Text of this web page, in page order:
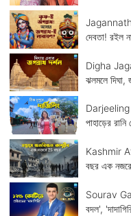
Jagannath:
দেবতা! রইল
Digha
ঝলমলে দিঘা,
Darjeeling
পাহাড়ের
Kashmir Attack: ভূস্বর্গ ভয়ঙ্কর!
বছর এক নজরে
Sourav
বদল',